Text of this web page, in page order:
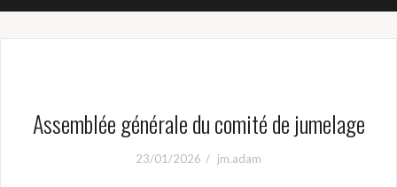
Assemblée générale du comité de jumelage
23/01/2026 jm.adam